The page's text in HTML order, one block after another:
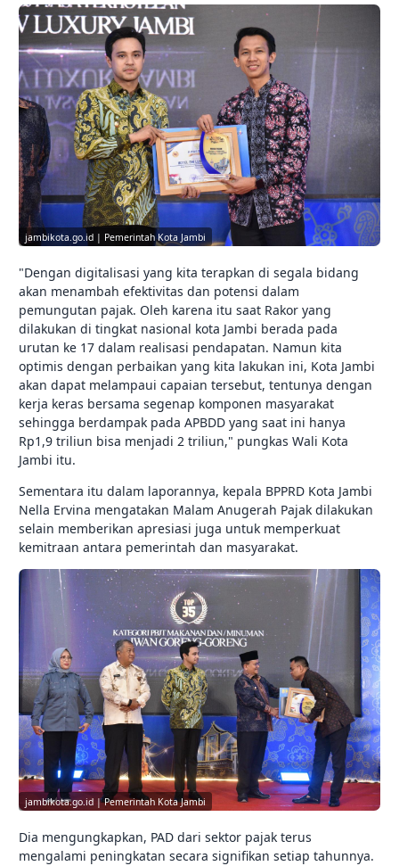
jambikota.go.id | Pemerintah Kota Jambi
"Dengan digitalisasi yang kita terapkan di segala bidang
akan menambah efektivitas dan potensi dalam
pemungutan pajak. Oleh karena itu saat Rakor yang
dilakukan di tingkat nasional kota Jambi berada pada
urutan ke 17 dalam realisasi pendapatan. Namun kita
optimis dengan perbaikan yang kita lakukan ini, Kota Jambi
akan dapat melampaui capaian tersebut, tentunya dengan
kerja keras bersama segenap komponen masyarakat
sehingga berdampak pada APBDD yang saat ini hanya
Rp1,9 triliun bisa menjadi 2 triliun," pungkas Wali Kota
Jambi itu.
Sementara itu dalam laporannya, kepala BPPRD Kota Jambi
Nella Ervina mengatakan Malam Anugerah Pajak dilakukan
selain memberikan apresiasi juga untuk memperkuat
kemitraan antara pemerintah dan masyarakat.
jambikota.go.id | Pemerintah Kota Jambi
Dia mengungkapkan, PAD dari sektor pajak terus
mengalami peningkatan secara signifikan setiap tahunnya.